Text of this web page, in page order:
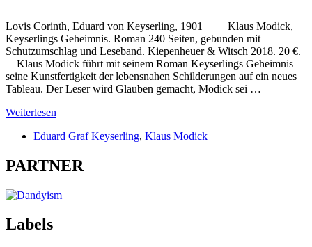
Lovis Corinth, Eduard von Keyserling, 1901 Klaus Modick,
Keyserlings Geheimnis. Roman 240 Seiten, gebunden mit
Schutzumschlag und Leseband. Kiepenheuer & Witsch 2018. 20 €.
Klaus Modick führt mit seinem Roman Keyserlings Geheimnis
seine Kunstfertigkeit der lebensnahen Schilderungen auf ein neues
Tableau. Der Leser wird Glauben gemacht, Modick sei …
Weiterlesen
Eduard Graf Keyserling, Klaus Modick
PARTNER
Labels